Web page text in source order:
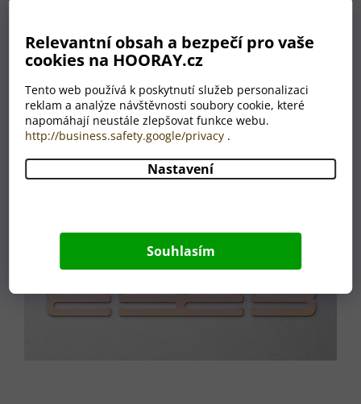
Relevantní obsah a bezpečí pro vaše
cookies na HOORAY.cz
Tento web používá k poskytnutí služeb personalizaci
reklam a analýze návštěvnosti soubory cookie, které
napomáhají neustále zlepšovat funkce webu.
http://business.safety.google/privacy .
Nastavení
Souhlasím